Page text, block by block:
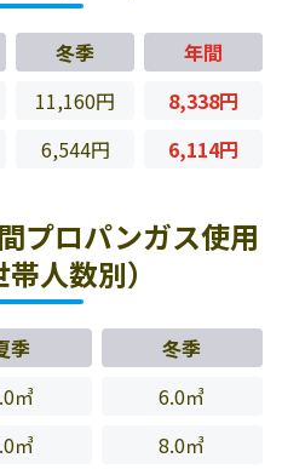
冬季
年間
11,160円
8,338円
6,544円 6,114円
プロパンガス使用
人数別）
季
冬季
㎥
6.0㎥
㎥
8.0㎥